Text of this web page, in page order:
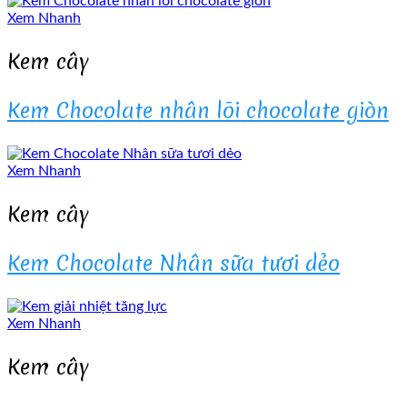
Xem Nhanh
Kem cây
Kem Chocolate nhân lõi chocolate giòn
Xem Nhanh
Kem cây
Kem Chocolate Nhân sữa tươi dẻo
Xem Nhanh
Kem cây